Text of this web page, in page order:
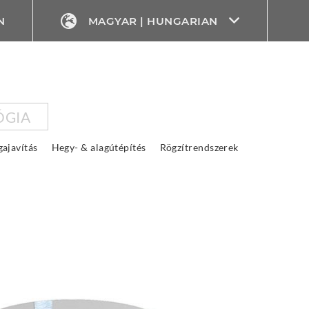
MAGYAR | HUNGARIAN
Hegy- & alagútépítés
Rögzítrendszerek